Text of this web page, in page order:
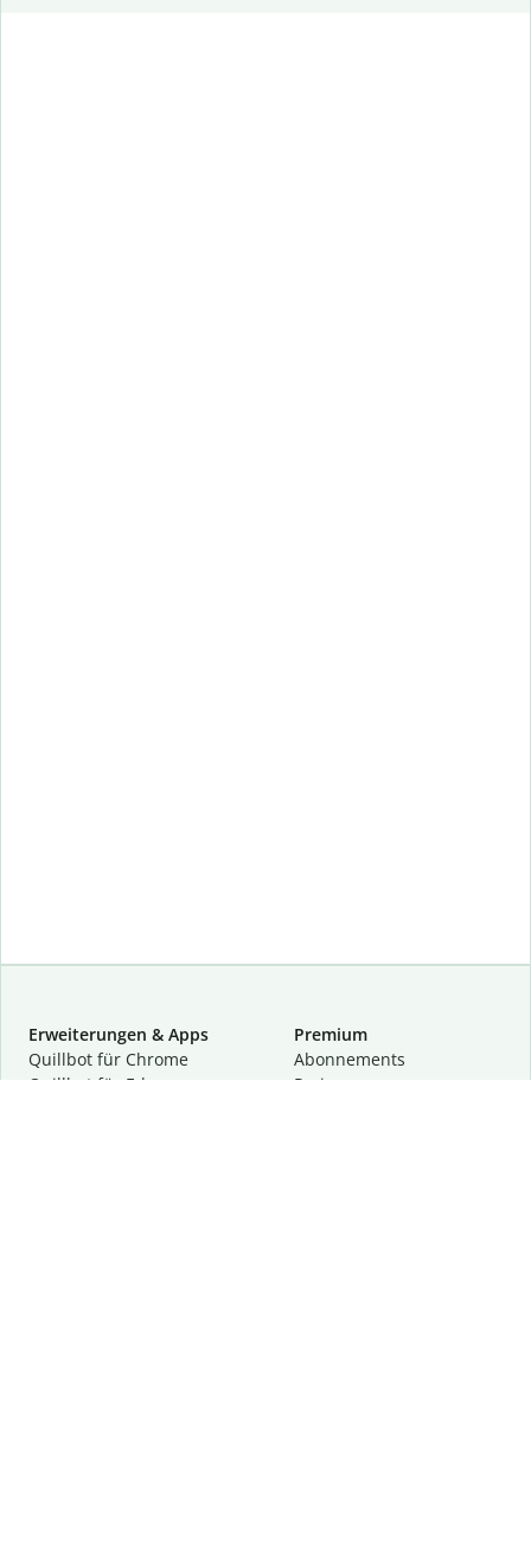
Erweiterungen & Apps
Quillbot für Chrome
Quillbot für Edge
Premium
Abon­ne­ments
Preise